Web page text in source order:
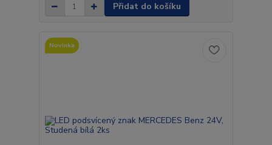
Přidat do košíku
Novinka